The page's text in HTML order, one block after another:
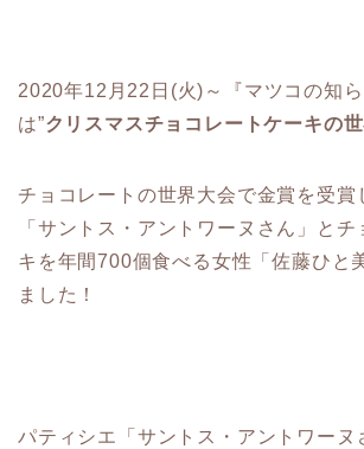
2020年12月22日(火)～『マツコの知
は”クリスマスチョコレートケーキの
チョコレートの世界大会で金賞を受賞
「サントス・アントワーヌさん」とチ
キを年間700個食べる女性「佐藤ひと
ました！
パティシエ「サントス・アントワーヌ